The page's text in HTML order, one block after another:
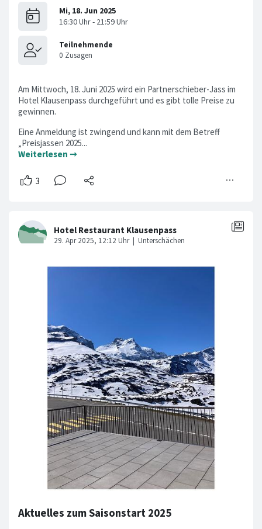
Am Mittwoch, 18. Juni 2025 wird ein Partnerschieber-Jass im
Hotel Klausenpass durchgeführt und es gibt tolle Preise zu
gewinnen.
Eine Anmeldung ist zwingend und kann mit dem Betreff
„Preisjassen 2025...
Weiterlesen ➞
Aktuelles zum Saisonstart 2025